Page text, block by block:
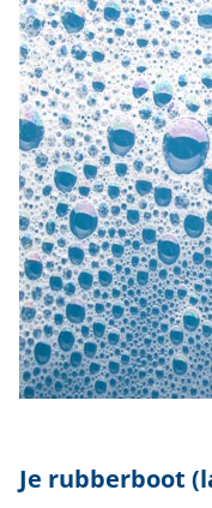
Je rubberboot